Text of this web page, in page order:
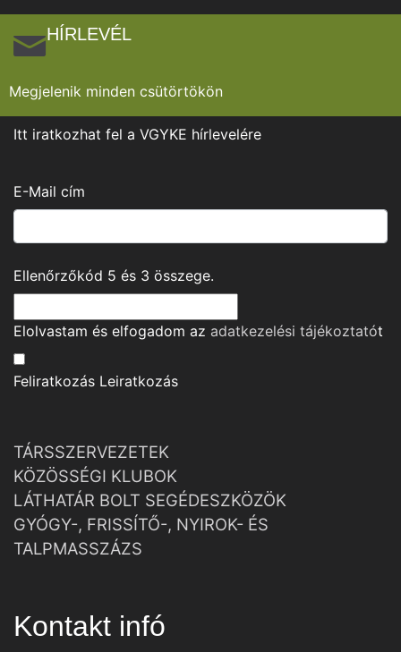
HÍRLEVÉL
Megjelenik minden csütörtökön
Itt iratkozhat fel a VGYKE hírlevelére
E-Mail cím
Ellenőrzőkód 5 és 3 összege.
Elolvastam és elfogadom az adatkezelési tájékoztatót
Feliratkozás Leiratkozás
TÁRSSZERVEZETEK
KÖZÖSSÉGI KLUBOK
LÁTHATÁR BOLT SEGÉDESZKÖZÖK
GYÓGY-, FRISSÍTŐ-, NYIROK- ÉS
TALPMASSZÁZS
Kontakt infó